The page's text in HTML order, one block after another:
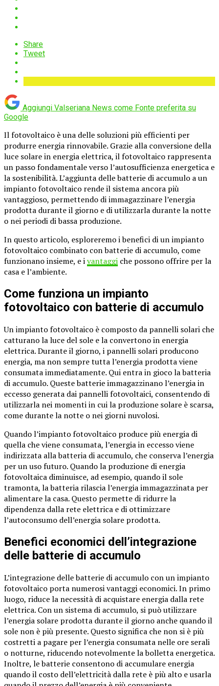
Share
Tweet
Aggiungi Valseriana News come Fonte preferita su
Google
Il fotovoltaico è una delle soluzioni più efficienti per
produrre energia rinnovabile. Grazie alla conversione della
luce solare in energia elettrica, il fotovoltaico rappresenta
un passo fondamentale verso l’autosufficienza energetica e
la sostenibilità. L’aggiunta delle batterie di accumulo a un
impianto fotovoltaico rende il sistema ancora più
vantaggioso, permettendo di immagazzinare l’energia
prodotta durante il giorno e di utilizzarla durante la notte
o nei periodi di bassa produzione.
In questo articolo, esploreremo i benefici di un impianto
fotovoltaico combinato con batterie di accumulo, come
funzionano insieme, e ivantaggi che possono offrire per la
casa e l’ambiente.
Come funziona un impianto
fotovoltaico con batterie di accumulo
Un impianto fotovoltaico è composto da pannelli solari che
catturano la luce del sole e la convertono in energia
elettrica. Durante il giorno, i pannelli solari producono
energia, ma non sempre tutta l’energia prodotta viene
consumata immediatamente. Qui entra in gioco la batteria
di accumulo. Queste batterie immagazzinano l’energia in
eccesso generata dai pannelli fotovoltaici, consentendo di
utilizzarla nei momenti in cui la produzione solare è scarsa,
come durante la notte o nei giorni nuvolosi.
Quando l’impianto fotovoltaico produce più energia di
quella che viene consumata, l’energia in eccesso viene
indirizzata alla batteria di accumulo, che conserva l’energia
per un uso futuro. Quando la produzione di energia
fotovoltaica diminuisce, ad esempio, quando il sole
tramonta, la batteria rilascia l’energia immagazzinata per
alimentare la casa. Questo permette di ridurre la
dipendenza dalla rete elettrica e di ottimizzare
l’autoconsumo dell’energia solare prodotta.
Benefici economici dell’integrazione
delle batterie di accumulo
L’integrazione delle batterie di accumulo con un impianto
fotovoltaico porta numerosi vantaggi economici. In primo
luogo, riduce la necessità di acquistare energia dalla rete
elettrica. Con un sistema di accumulo, si può utilizzare
l’energia solare prodotta durante il giorno anche quando il
sole non è più presente. Questo significa che non si è più
costretti a pagare per l’energia consumata nelle ore serali
o notturne, riducendo notevolmente la bolletta energetica.
Inoltre, le batterie consentono di accumulare energia
quando il costo dell’elettricità dalla rete è più alto e usarla